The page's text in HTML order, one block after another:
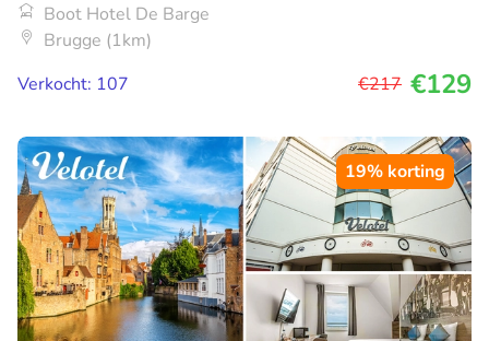
Boot Hotel De Barge
Brugge (1km)
Verkocht: 107
€217 €129
19% korting